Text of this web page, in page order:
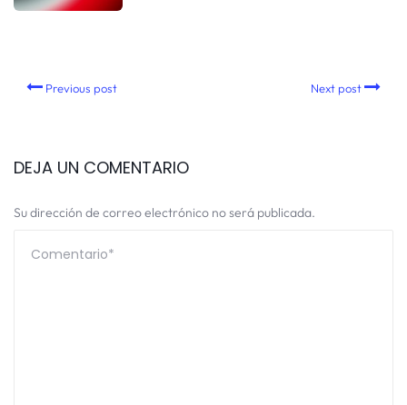
Previous post Next post
DEJA UN COMENTARIO
Su dirección de correo electrónico no será publicada.